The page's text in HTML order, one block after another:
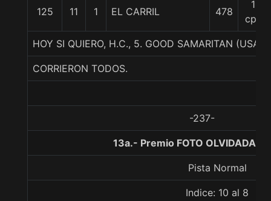
125 11 1 EL CARRIL 478
19
cpos
HOY SI QUIERO, H.C., 5. GOOD SAMARITAN
CORRIERON TODOS.
-237-
13a.- Premio FOTO OLVIDADA,
Pista Normal
Indice: 10 al 8